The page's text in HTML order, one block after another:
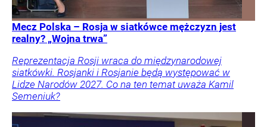
Mecz Polska – Rosja w siatkówce mężczyzn jest
realny? „Wojna trwa”
Reprezentacja Rosji wraca do międzynarodowej
siatkówki. Rosjanki i Rosjanie będą występować w
Lidze Narodów 2027. Co na ten temat uważa Kamil
Semeniuk?